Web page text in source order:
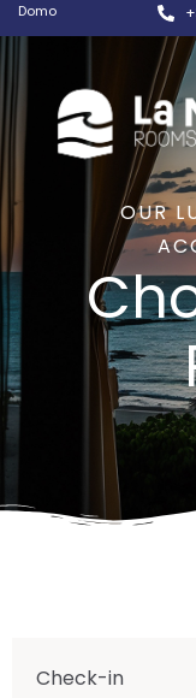
Domo
OUR
Check-in